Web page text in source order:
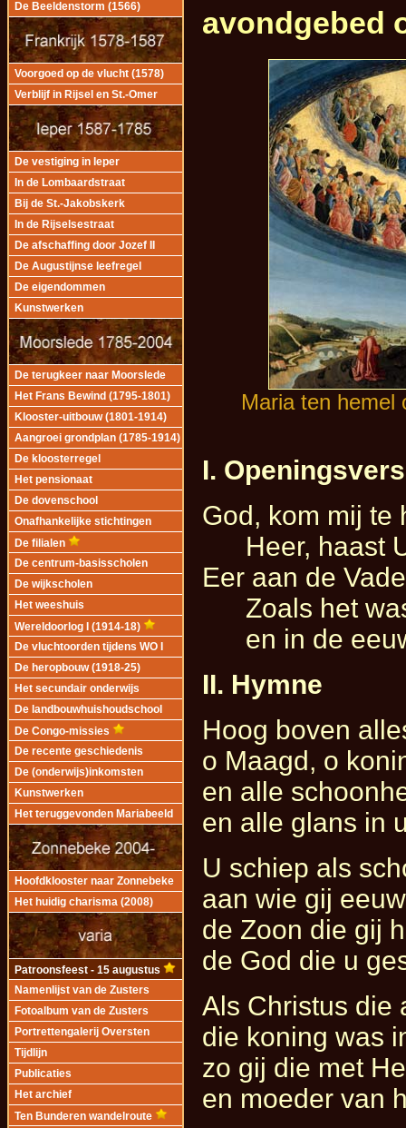
De Beeldenstorm (1566)
Voorgoed op de vlucht (1578)
Verblijf in Rijsel en St.-Omer
De vestiging in Ieper
In de Lombaardstraat
Bij de St.-Jakobskerk
In de Rijselsestraat
De afschaffing door Jozef II
De Augustijnse leefregel
De eigendommen
Kunstwerken
De terugkeer naar Moorslede
Het Frans Bewind (1795-1801)
Klooster-uitbouw (1801-1914)
Aangroei grondplan (1785-1914)
De kloosterregel
Het pensionaat
De dovenschool
Onafhankelijke stichtingen
De filialen
De centrum-basisscholen
De wijkscholen
Het weeshuis
Wereldoorlog I (1914-18)
De vluchtoorden tijdens WO I
De heropbouw (1918-25)
Het secundair onderwijs
De landbouwhuishoudschool
De Congo-missies
De recente geschiedenis
De (onderwijs)inkomsten
Kunstwerken
Het teruggevonden Mariabeeld
Hoofdklooster naar Zonnebeke
Het huidig charisma (2008)
Patroonsfeest - 15 augustus
Namenlijst van de Zusters
Fotoalbum van de Zusters
Portrettengalerij Oversten
Tijdlijn
Publicaties
Het archief
Ten Bunderen wandelroute
avondgebed
Maria ten hemel
I. Openingsvers
God, kom mij te
Heer, haast
Eer aan de
Zoals het was
en in de
II. Hymne
Hoog boven
o Maagd, o
en alle
en alle glans in
U schiep als
aan wie gij
de Zoon die gij
de God die u
Als Christus die
die koning was
zo gij die met
en moeder van